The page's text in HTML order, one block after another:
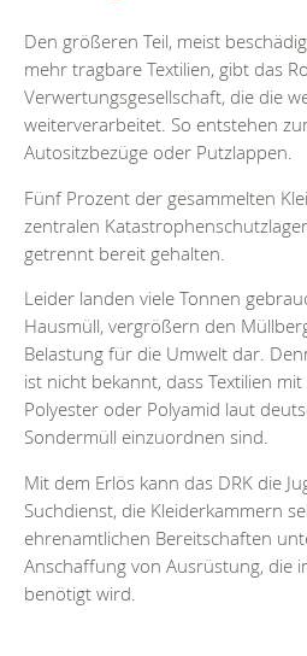
Den größeren Teil, meist
mehr tragbare Textilien, gibt das
Verwertungsgesellschaft, die die
weiterverarbeitet. So entstehen
Autositzbezüge oder Putzlappen.
Fünf Prozent der gesammelten
zentralen
getrennt bereit gehalten.
Leider landen viele Tonnen
Hausmüll, vergrößern den
Belastung für die Umwelt dar.
ist nicht bekannt, dass Textilien
Polyester oder Polyamid laut
Sondermüll einzuordnen sind.
Mit dem Erlös kann das DRK die
Suchdienst, die Kleiderkammern
ehrenamtlichen Bereitschaften
Anschaffung von Ausrüstung, die
benötigt wird.